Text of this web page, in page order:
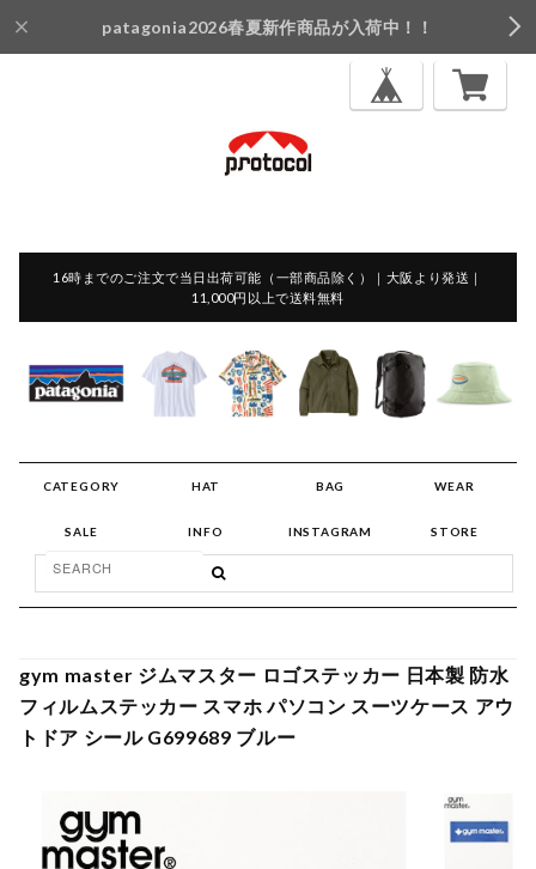
patagonia2026春夏新作商品が入荷中！！
16時までのご注文で当日出荷可能（一部商品除く）｜大阪より発送｜
11,000円以上で送料無料
CATEGORY HAT BAG WEAR
SALE INFO INSTAGRAM STORE
gym master ジムマスター ロゴステッカー 日本製 防水
フィルムステッカー スマホ パソコン スーツケース アウ
トドア シール G699689 ブルー